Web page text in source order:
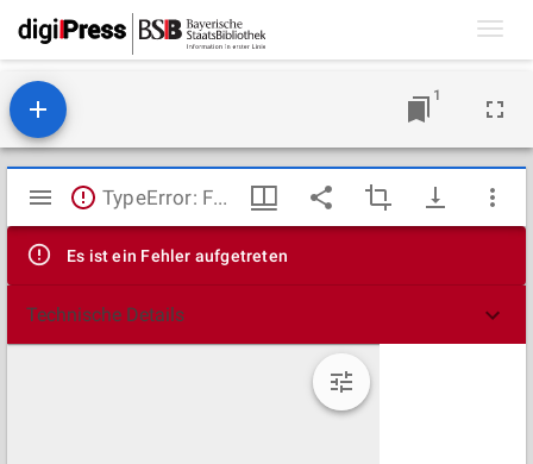
1
Mirador
Viewer
TypeError: Failed to fetch
Es ist ein Fehler aufgetreten
Technische Details